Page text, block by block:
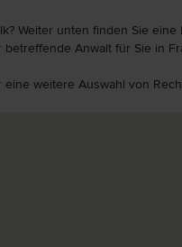
Weiter unten finden Sie eine
Anwalt für Sie in
weitere Auswahl von